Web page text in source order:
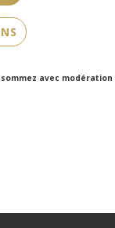
avec modération